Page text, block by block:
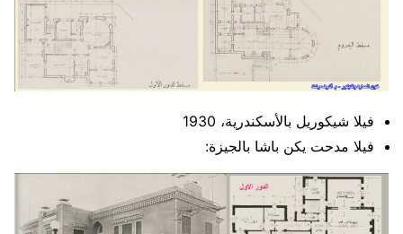
فيلا شيكوريل بالأسكندرية، 1930
فيلا مدحت يكن باشا بالجيزة: